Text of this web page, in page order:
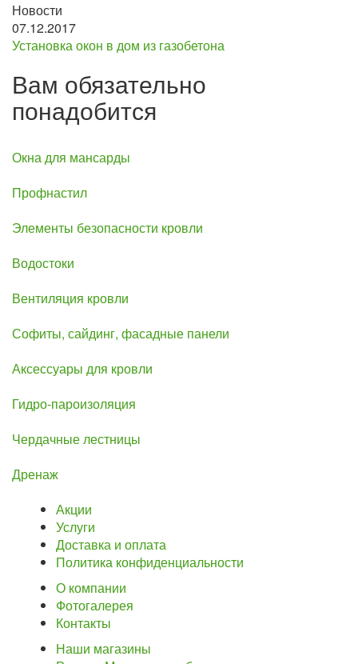
Новости
07.12.2017
Установка окон в дом из газобетона
Вам обязательно
понадобится
Окна для мансарды
Профнастил
Элементы безопасности кровли
Водостоки
Вентиляция кровли
Софиты, сайдинг, фасадные панели
Аксессуары для кровли
Гидро-пароизоляция
Чердачные лестницы
Дренаж
Акции
Услуги
Доставка и оплата
Политика конфиденциальности
О компании
Фотогалерея
Контакты
Наши магазины